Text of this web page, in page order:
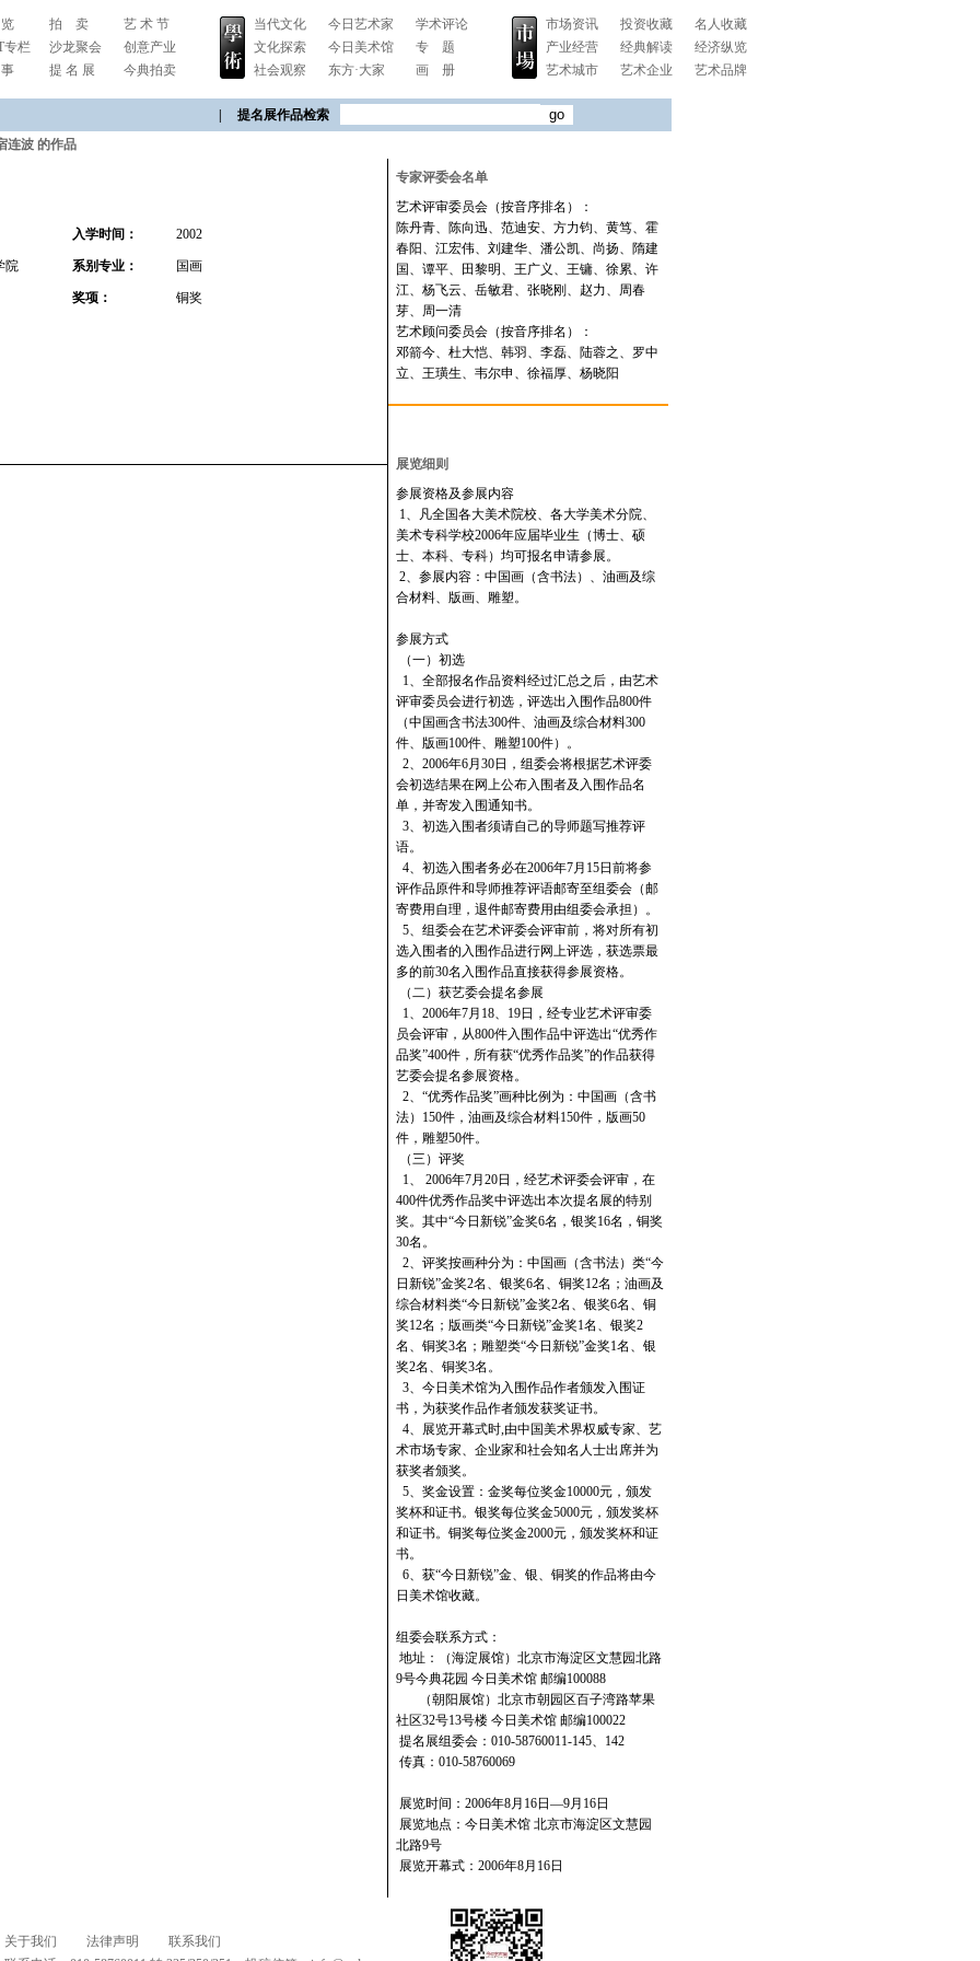
专栏
拍 卖
沙龙聚会
提 名 展
艺 术 节
创意产业
今典拍卖
当代文化
文化探索
社会观察
今日艺术家
今日美术馆
东方·大家
学术评论
专 题
画 册
市场资讯
产业经营
艺术城市
投资收藏
经典解读
艺术企业
名人收藏
经济纵览
艺术品牌
提名展作品检索
连波 的作品
入学时间： 2002
院 系别专业： 国画
奖项： 铜奖
专家评委会名单
艺术评审委员会（按音序排名）：
陈丹青、陈向迅、范迪安、方力钧、黄笃、霍
春阳、江宏伟、刘建华、潘公凯、尚扬、隋建
国、谭平、田黎明、王广义、王镛、徐累、许
江、杨飞云、岳敏君、张晓刚、赵力、周春
芽、周一清
艺术顾问委员会（按音序排名）：
邓箭今、杜大恺、韩羽、李磊、陆蓉之、罗中
立、王璜生、韦尔申、徐福厚、杨晓阳
展览细则
参展资格及参展内容
1、凡全国各大美术院校、各大学美术分院、
美术专科学校2006年应届毕业生（博士、硕
士、本科、专科）均可报名申请参展。
2、参展内容：中国画（含书法）、油画及综
合材料、版画、雕塑。
参展方式
（一）初选
1、全部报名作品资料经过汇总之后，由艺术
评审委员会进行初选，评选出入围作品800件
（中国画含书法300件、油画及综合材料300
件、版画100件、雕塑100件）。
2、2006年6月30日，组委会将根据艺术评委
会初选结果在网上公布入围者及入围作品名
单，并寄发入围通知书。
3、初选入围者须请自己的导师题写推荐评
语。
4、初选入围者务必在2006年7月15日前将参
评作品原件和导师推荐评语邮寄至组委会（邮
寄费用自理，退件邮寄费用由组委会承担）。
5、组委会在艺术评委会评审前，将对所有初
选入围者的入围作品进行网上评选，获选票最
多的前30名入围作品直接获得参展资格。
（二）获艺委会提名参展
1、2006年7月18、19日，经专业艺术评审委
员会评审，从800件入围作品中评选出“优秀作
品奖”400件，所有获“优秀作品奖”的作品获得
艺委会提名参展资格。
2、“优秀作品奖”画种比例为：中国画（含书
法）150件，油画及综合材料150件，版画50
件，雕塑50件。
（三）评奖
1、 2006年7月20日，经艺术评委会评审，在
400件优秀作品奖中评选出本次提名展的特别
奖。其中“今日新锐”金奖6名，银奖16名，铜奖
30名。
2、评奖按画种分为：中国画（含书法）类“今
日新锐”金奖2名、银奖6名、铜奖12名；油画及
综合材料类“今日新锐”金奖2名、银奖6名、铜
奖12名；版画类“今日新锐”金奖1名、银奖2
名、铜奖3名；雕塑类“今日新锐”金奖1名、银
奖2名、铜奖3名。
3、今日美术馆为入围作品作者颁发入围证
书，为获奖作品作者颁发获奖证书。
4、展览开幕式时,由中国美术界权威专家、艺
术市场专家、企业家和社会知名人士出席并为
获奖者颁奖。
5、奖金设置：金奖每位奖金10000元，颁发
奖杯和证书。银奖每位奖金5000元，颁发奖杯
和证书。铜奖每位奖金2000元，颁发奖杯和证
书。
6、获“今日新锐”金、银、铜奖的作品将由今
日美术馆收藏。
组委会联系方式：
地址：（海淀展馆）北京市海淀区文慧园北路
9号今典花园 今日美术馆 邮编100088
（朝阳展馆）北京市朝园区百子湾路苹果
社区32号13号楼 今日美术馆 邮编100022
提名展组委会：010-58760011-145、142
传真：010-58760069
展览时间：2006年8月16日—9月16日
展览地点：今日美术馆 北京市海淀区文慧园
北路9号
展览开幕式：2006年8月16日
关于我们 法律声明
联系我们